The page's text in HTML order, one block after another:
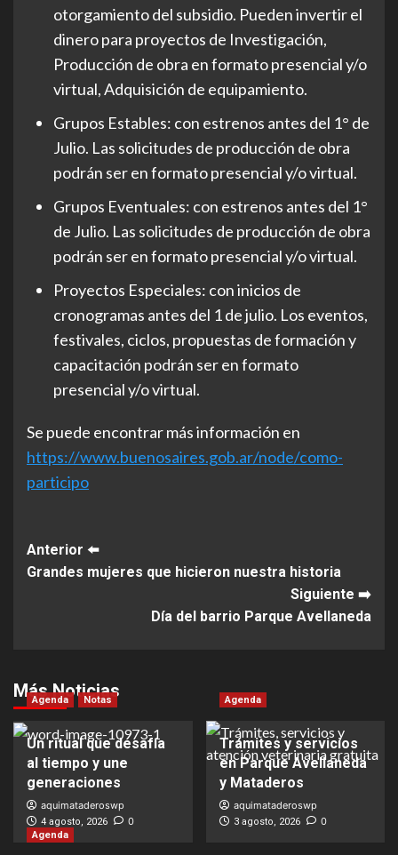
otorgamiento del subsidio. Pueden invertir el
dinero para proyectos de Investigación,
Producción de obra en formato presencial y/o
virtual, Adquisición de equipamiento.
Grupos Estables: con estrenos antes del 1° de
Julio. Las solicitudes de producción de obra
podrán ser en formato presencial y/o virtual.
Grupos Eventuales: con estrenos antes del 1°
de Julio. Las solicitudes de producción de obra
podrán ser en formato presencial y/o virtual.
Proyectos Especiales: con inicios de
cronogramas antes del 1 de julio. Los eventos,
festivales, ciclos, propuestas de formación y
capacitación podrán ser en formato
presencial y/o virtual.
Se puede encontrar más información en
https://www.buenosaires.gob.ar/node/como-
participo
Post
Navigation
Anterior ⬅️
Grandes mujeres que hicieron nuestra historia
Siguiente ➡️
Día del barrio Parque Avellaneda
Más Noticias
Agenda Notas
Un ritual que desafía
al tiempo y une
generaciones
aquimataderoswp
4 agosto, 2026 0
Agenda
Trámites y servicios
en Parque Avellaneda
y Mataderos
aquimataderoswp
3 agosto, 2026 0
Agenda